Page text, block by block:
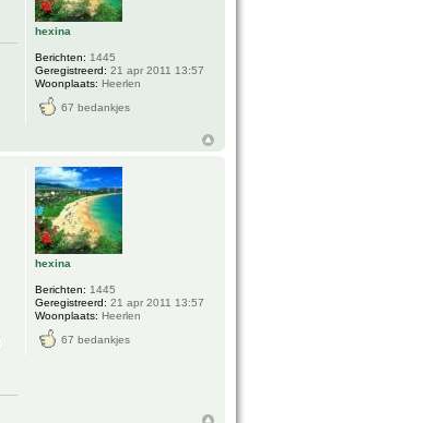
hexina
Berichten: 1445
Geregistreerd: 21 apr 2011 13:57
Woonplaats: Heerlen
67 bedankjes
hexina
Berichten: 1445
Geregistreerd: 21 apr 2011 13:57
Woonplaats: Heerlen
67 bedankjes